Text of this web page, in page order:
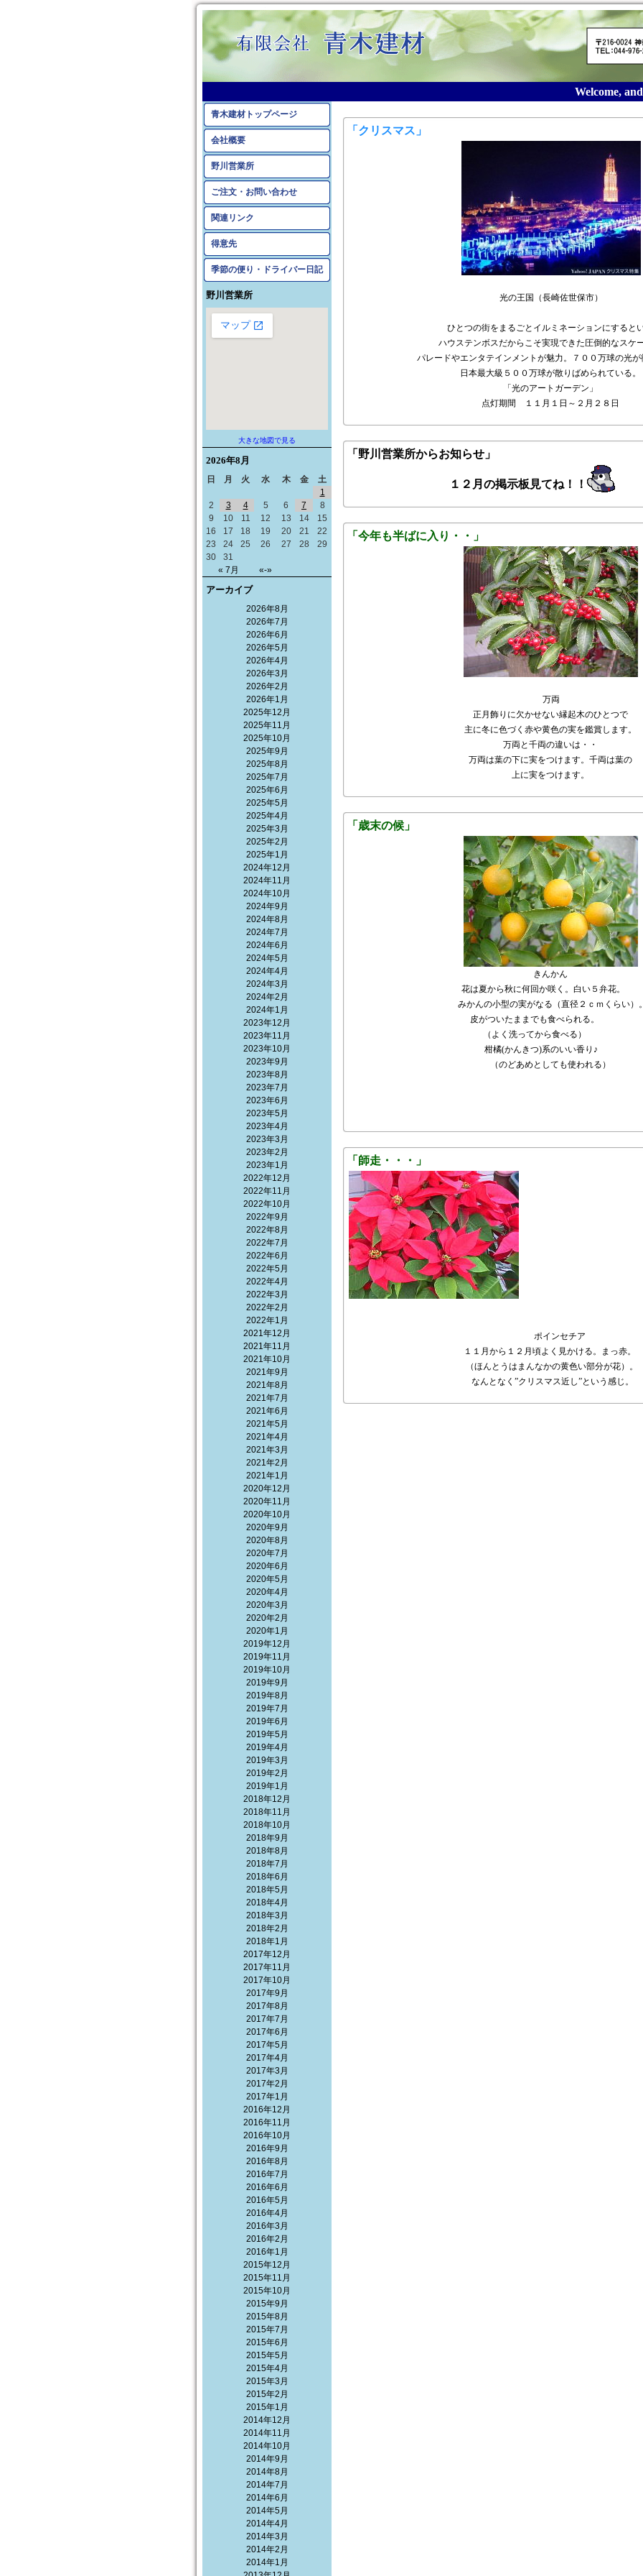
Welcome, and
青木建材トップページ
会社概要
野川営業所
ご注文・お問い合わせ
関連リンク
得意先
季節の便り・ドライバー日記
野川営業所
大きな地図で見る
2026年8月
日 月 火 水 木 金 土
« 7月 «-»
1
2
3 4 5 6 7
8
9
10 11 12 13 14
15
16
17 18 19 20 21
22
23
24 25 26 27 28
29
30
31
アーカイブ
2026年8月
2026年7月
2026年6月
2026年5月
2026年4月
2026年3月
2026年2月
2026年1月
2025年12月
2025年11月
2025年10月
2025年9月
2025年8月
2025年7月
2025年6月
2025年5月
2025年4月
2025年3月
2025年2月
2025年1月
2024年12月
2024年11月
2024年10月
2024年9月
2024年8月
2024年7月
2024年6月
2024年5月
2024年4月
2024年3月
2024年2月
2024年1月
2023年12月
2023年11月
2023年10月
2023年9月
2023年8月
2023年7月
2023年6月
2023年5月
2023年4月
2023年3月
2023年2月
2023年1月
2022年12月
2022年11月
2022年10月
2022年9月
2022年8月
2022年7月
2022年6月
2022年5月
2022年4月
2022年3月
2022年2月
2022年1月
2021年12月
2021年11月
2021年10月
2021年9月
2021年8月
2021年7月
2021年6月
2021年5月
2021年4月
2021年3月
2021年2月
2021年1月
2020年12月
2020年11月
2020年10月
2020年9月
2020年8月
2020年7月
2020年6月
2020年5月
2020年4月
2020年3月
2020年2月
2020年1月
2019年12月
2019年11月
2019年10月
2019年9月
2019年8月
2019年7月
2019年6月
2019年5月
2019年4月
2019年3月
2019年2月
2019年1月
2018年12月
2018年11月
2018年10月
2018年9月
2018年8月
2018年7月
2018年6月
2018年5月
2018年4月
2018年3月
2018年2月
2018年1月
2017年12月
2017年11月
2017年10月
2017年9月
2017年8月
2017年7月
2017年6月
2017年5月
2017年4月
2017年3月
2017年2月
2017年1月
2016年12月
2016年11月
2016年10月
2016年9月
2016年8月
2016年7月
2016年6月
2016年5月
2016年4月
2016年3月
2016年2月
2016年1月
2015年12月
2015年11月
2015年10月
2015年9月
2015年8月
2015年7月
2015年6月
2015年5月
2015年4月
2015年3月
2015年2月
2015年1月
2014年12月
2014年11月
2014年10月
2014年9月
2014年8月
2014年7月
2014年6月
2014年5月
2014年4月
2014年3月
2014年2月
2014年1月
「クリスマス」
光の王国（長崎佐世保市）
ひとつの街をまるごとイルミネーションにすると
ハウステンボスだからこそ実現できた圧倒的なスケ
パレードやエンタテインメントが魅力。７００万球の光が
日本最大級５００万球が散りばめられている。
「光のアートガーデン」
点灯期間 １１月１日～２月２８日
「野川営業所からお知らせ」
１２月の掲示板見てね！！
「今年も半ばに入り・・」
万両
正月飾りに欠かせない縁起木のひとつで
主に冬に色づく赤や黄色の実を鑑賞します。
万両と千両の違いは・・
万両は葉の下に実をつけます。千両は葉の
上に実をつけます。
「歳末の候」
きんかん
花は夏から秋に何回か咲く。白い５弁花。
みかんの小型の実がなる（直径２ｃｍくらい）
皮がついたままでも食べられる。
（よく洗ってから食べる）
柑橘(かんきつ)系のいい香り♪
（のどあめとしても使われる）
「師走・・・」
ポインセチア
１１月から１２月頃よく見かける。まっ赤。
（ほんとうはまんなかの黄色い部分が花）。
なんとなく”クリスマス近し”という感じ。